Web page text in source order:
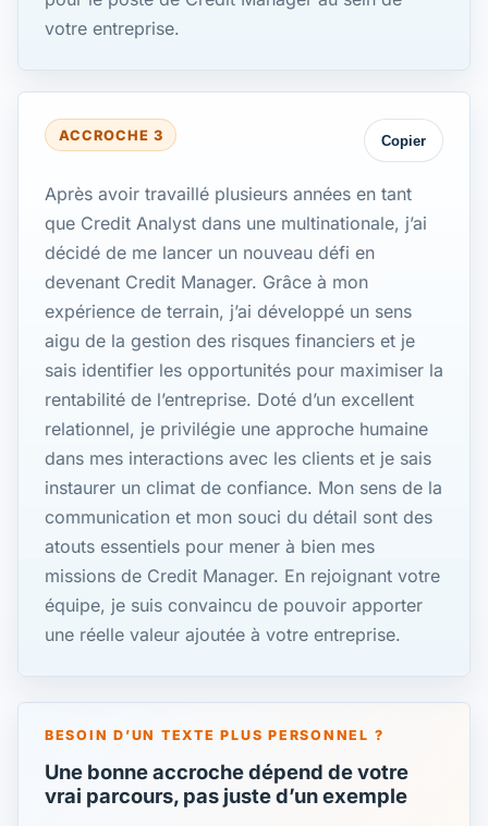
votre entreprise.
ACCROCHE 3 Copier
Après avoir travaillé plusieurs années en tant
que Credit Analyst dans une multinationale, j’ai
décidé de me lancer un nouveau défi en
devenant Credit Manager. Grâce à mon
expérience de terrain, j’ai développé un sens
aigu de la gestion des risques financiers et je
sais identifier les opportunités pour maximiser la
rentabilité de l’entreprise. Doté d’un excellent
relationnel, je privilégie une approche humaine
dans mes interactions avec les clients et je sais
instaurer un climat de confiance. Mon sens de la
communication et mon souci du détail sont des
atouts essentiels pour mener à bien mes
missions de Credit Manager. En rejoignant votre
équipe, je suis convaincu de pouvoir apporter
une réelle valeur ajoutée à votre entreprise.
BESOIN D’UN TEXTE PLUS PERSONNEL ?
Une bonne accroche dépend de votre
vrai parcours, pas juste d’un exemple